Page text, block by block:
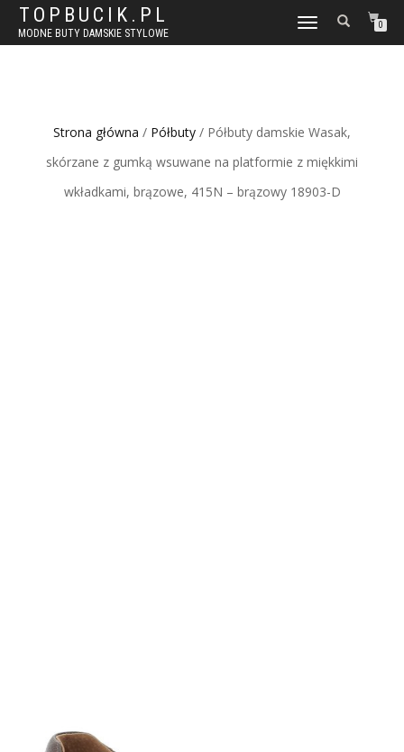
TOPBUCIK.PL
MODNE BUTY DAMSKIE STYLOWE
WŁĄCZ
NAWIGACJĘ
0
Strona główna / Półbuty / Półbuty damskie Wasak,
skórzane z gumką wsuwane na platformie z miękkimi
wkładkami, brązowe, 415N – brązowy 18903-D